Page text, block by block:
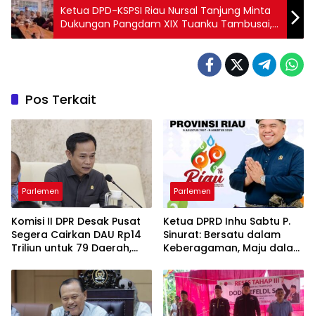
Ketua DPD-KSPSI Riau Nursal Tanjung Minta
Dukungan Pangdam XIX Tuanku Tambusai,
Ikuti Festival Melayu Day 2026 di Thailand
Pos Terkait
Parlemen
Komisi II DPR Desak Pusat
Segera Cairkan DAU Rp14
Triliun untuk 79 Daerah,
Parlemen
Ketua DPRD Inhu Sabtu P.
Sinurat: Bersatu dalam
Keberagaman, Maju dalam
69 Provinsi Riau